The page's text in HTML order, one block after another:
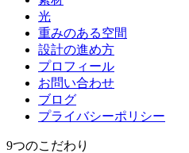
光
重みのある空間
設計の進め方
プロフィール
お問い合わせ
ブログ
プライバシーポリシー
9つのこだわり